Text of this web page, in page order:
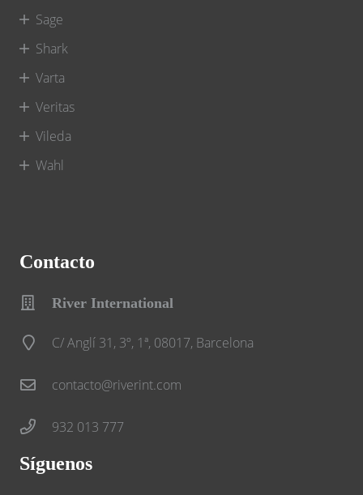
Sage
Shark
Varta
Veritas
Vileda
Wahl
Contacto
River International
C/ Anglí 31, 3º, 1ª, 08017, Barcelona
contacto@riverint.com
932 013 777
Síguenos